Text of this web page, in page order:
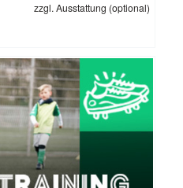
zzgl. Ausstattung (optional)